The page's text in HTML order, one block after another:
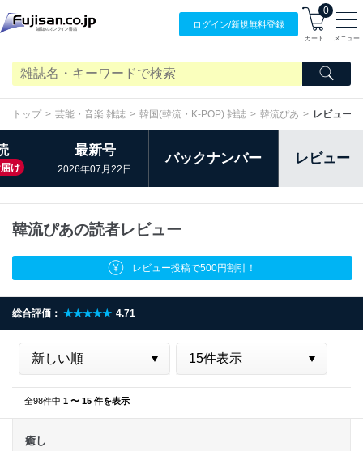
ログイン/新規無料登録
0
カート メニュー
トップ 芸能・音楽 雑誌 韓国(韓流・K-POP) 雑誌 韓流ぴあ レビュー
け
最新号
2026年07月22日
バックナンバー レビュー
韓流ぴあの読者レビュー
レビュー投稿で500円割引！
総合評価： ★★★★★ 4.71
全98件中 1 〜 15 件を表示
癒し